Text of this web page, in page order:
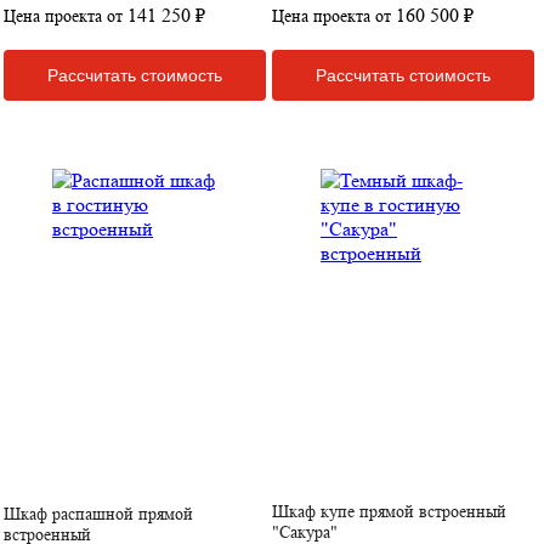
Цена проекта от 141 250 ₽
Рассчитать стоимость
Цена проекта от 160 500 ₽
Рассчитать стоимость
Шкаф распашной прямой
встроенный
Шкаф купе прямой встроенный
"Сакура"